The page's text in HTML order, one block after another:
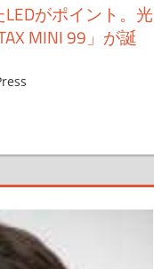
がポイント。光
MINI 99」が誕